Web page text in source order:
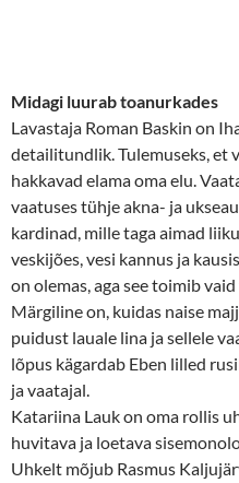
Midagi luurab toanurkades
Lavastaja Roman Baskin on
detailitundlik. Tulemuseks, et
hakkavad elama oma elu.
vaatuses tühje akna- ja
kardinad, mille taga aimad
veskijões, vesi kannus ja
on olemas, aga see toimib
Märgiline on, kuidas naise
puidust lauale lina ja sellele
lõpus kägardab Eben lilled
ja vaatajal.
Katariina Lauk on oma rollis
huvitava ja loetava
Uhkelt mõjub Rasmus